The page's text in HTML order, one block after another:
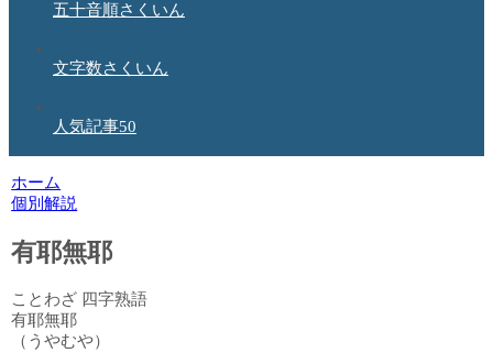
五十音順さくいん
文字数さくいん
人気記事50
ホーム
個別解説
有耶無耶
ことわざ 四字熟語
有耶無耶
（うやむや）